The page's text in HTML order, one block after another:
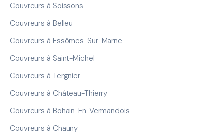
Couvreurs à Soissons
Couvreurs à Belleu
Couvreurs à Essômes-Sur-Marne
Couvreurs à Saint-Michel
Couvreurs à Tergnier
Couvreurs à Château-Thierry
Couvreurs à Bohain-En-Vermandois
Couvreurs à Chauny